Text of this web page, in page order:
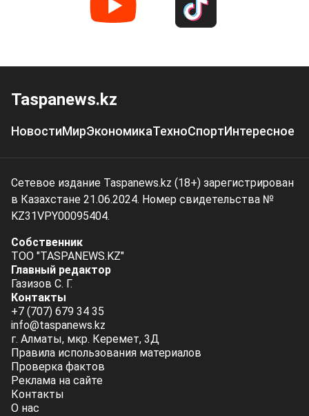
Taspanews.kz
НовостиМирЭкономикаТехноСпортИнтересное
Сетевое издание Taspanews.kz (18+) зарегистрирован
в Казахстане 21.06.2024. Номер свидетельства №
KZ31VPY00095404.
Собственник
ТОО "TASPANEWS.KZ"
Главный редактор
Газизов С. Г.
Контакты
+7 (707) 679 34 35
info@taspanews.kz
г. Алматы, мкр. Керемет, 3Д
Правила использования материалов
Проверка фактов
Реклама на сайте
Контакты
О нас